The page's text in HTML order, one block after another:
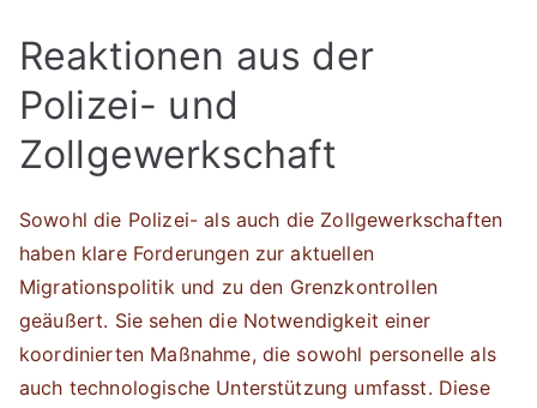
Reaktionen aus der
Polizei- und
Zollgewerkschaft
Sowohl die Polizei- als auch die Zollgewerkschaften
haben klare Forderungen zur aktuellen
Migrationspolitik und zu den Grenzkontrollen
geäußert. Sie sehen die Notwendigkeit einer
koordinierten Maßnahme, die sowohl personelle als
auch technologische Unterstützung umfasst. Diese